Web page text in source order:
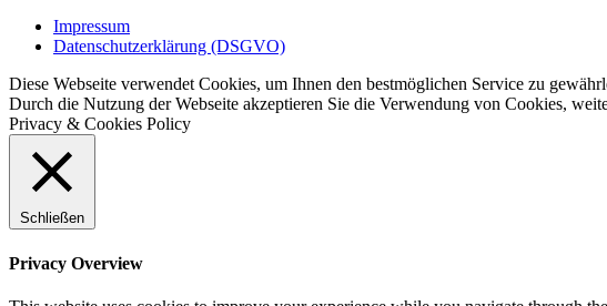
Impressum
Datenschutzerklärung (DSGVO)
Diese Webseite verwendet Cookies, um Ihnen den bestmöglichen Service zu
Durch die Nutzung der Webseite akzeptieren Sie die Verwendung von Cookies,
Privacy & Cookies Policy
Schließen
Privacy Overview